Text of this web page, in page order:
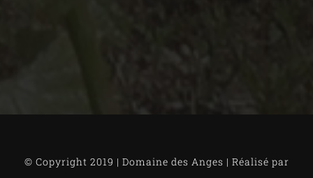
© Copyright 2019 | Domaine des Anges | Réalisé par